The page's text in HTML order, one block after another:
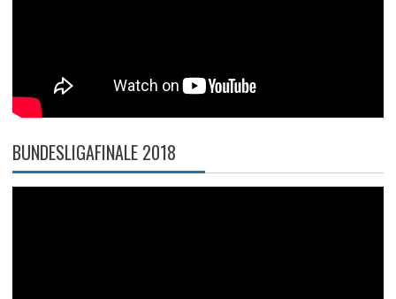
BUNDESLIGAFINALE 2018